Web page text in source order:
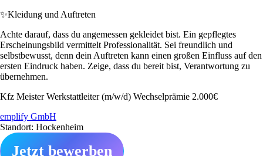
✨Kleidung und Auftreten
Achte darauf, dass du angemessen gekleidet bist. Ein gepflegtes
Erscheinungsbild vermittelt Professionalität. Sei freundlich und
selbstbewusst, denn dein Auftreten kann einen großen Einfluss auf den
ersten Eindruck haben. Zeige, dass du bereit bist, Verantwortung zu
übernehmen.
Kfz Meister Werkstattleiter (m/w/d) Wechselprämie 2.000€
emplify GmbH
Standort: Hockenheim
Jetzt bewerben